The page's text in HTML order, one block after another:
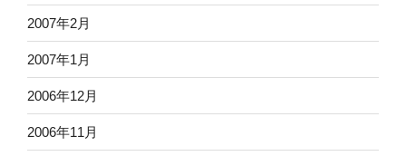
2007年2月
2007年1月
2006年12月
2006年11月